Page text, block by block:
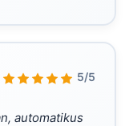
5/5
automatikus